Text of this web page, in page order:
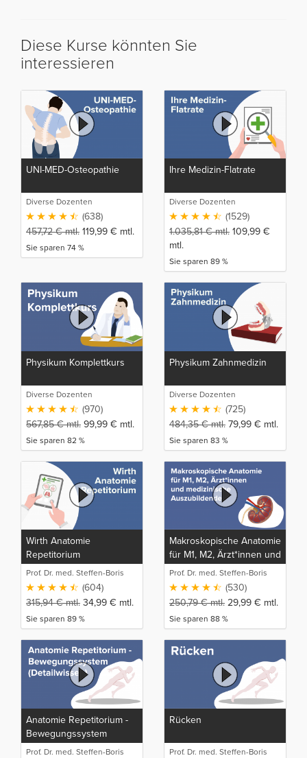
Diese Kurse könnten Sie
interessieren
UNI-MED-Osteopathie
Diverse Dozenten
(638)
457,72€mtl. 119,99 € mtl.
Sie sparen 74 %
Ihre Medizin-Flatrate
Diverse Dozenten
(1529)
1.035,81€mtl. 109,99 €
mtl.
Sie sparen 89 %
Physikum Komplettkurs
Diverse Dozenten
(970)
567,85€mtl. 99,99 € mtl.
Sie sparen 82 %
Physikum Zahnmedizin
Diverse Dozenten
(725)
484,35€mtl. 79,99 € mtl.
Sie sparen 83 %
Wirth Anatomie
Repetitorium
Prof. Dr. med. Steffen-Boris
Wirth (1)
(604)
315,94€mtl. 34,99 € mtl.
Sie sparen 89 %
Makroskopische Anatomie
für M1, M2, Ärzt*innen und
medizinische
Auszubildende
Prof. Dr. med. Steffen-Boris
Wirth (1)
(530)
250,79€mtl. 29,99 € mtl.
Sie sparen 88 %
Anatomie Repetitorium -
Bewegungssystem
(Detailwissen)
Prof. Dr. med. Steffen-Boris
Rücken
Prof. Dr. med. Steffen-Boris